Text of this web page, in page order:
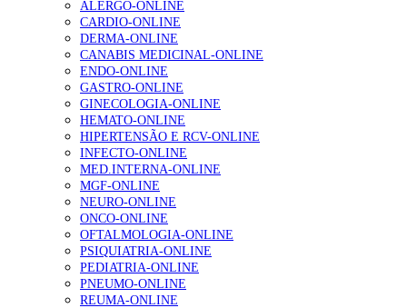
Enfermagem Forense. “Da urgência ao tribunal, cada
gesto conta e cada profissional faz a diferença”
202 visualizações
Alguns milhares de utentes podem ficar sem médico de
família com nova regras do registo, alerta associação
167 visualizações
Quase quatro em cada dez doentes com enfarte
apresentavam níveis elevados de Lp(a), revela estudo
84 visualizações
ALERGO-ONLINE
CARDIO-ONLINE
DERMA-ONLINE
CANABIS MEDICINAL-ONLINE
ENDO-ONLINE
GASTRO-ONLINE
GINECOLOGIA-ONLINE
HEMATO-ONLINE
HIPERTENSÃO E RCV-ONLINE
INFECTO-ONLINE
MED.INTERNA-ONLINE
MGF-ONLINE
NEURO-ONLINE
ONCO-ONLINE
OFTALMOLOGIA-ONLINE
PSIQUIATRIA-ONLINE
PEDIATRIA-ONLINE
PNEUMO-ONLINE
REUMA-ONLINE